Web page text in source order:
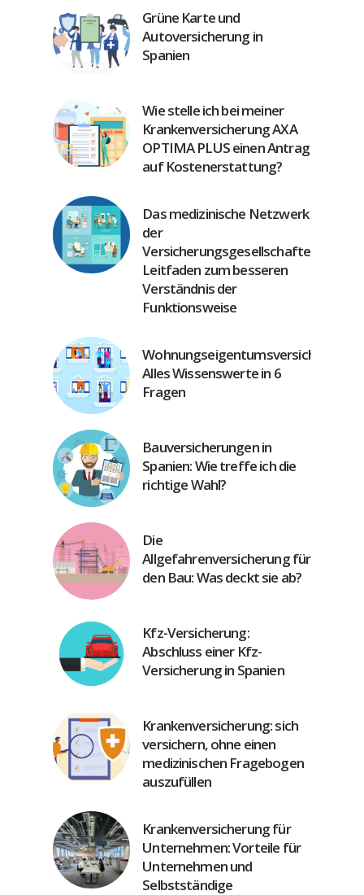
Grüne Karte und
Autoversicherung in
Spanien
Wie stelle ich bei meiner
Krankenversicherung AXA
OPTIMA PLUS einen Antrag
auf Kostenerstattung?
Das medizinische Netzwerk
der
Versicherungsgesellschaften:
Leitfaden zum besseren
Verständnis der
Funktionsweise
Wohnungseigentumsversicherung:
Alles Wissenswerte in 6
Fragen
Bauversicherungen in
Spanien: Wie treffe ich die
richtige Wahl?
Die
Allgefahrenversicherung für
den Bau: Was deckt sie ab?
Kfz-Versicherung:
Abschluss einer Kfz-
Versicherung in Spanien
Krankenversicherung: sich
versichern, ohne einen
medizinischen Fragebogen
auszufüllen
Krankenversicherung für
Unternehmen: Vorteile für
Unternehmen und
Selbstständige